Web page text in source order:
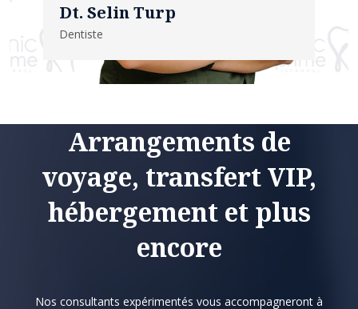
Dt. Selin Turp
Dentiste
Arrangements de
voyage, transfert VIP,
hébergement et plus
encore
Nos consultants expérimentés vous accompagneront à